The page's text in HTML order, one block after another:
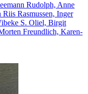
Rudolph, Anne
Riis Rasmussen, Inger
S. Oliel, Birgit
Freundlich, Karen-